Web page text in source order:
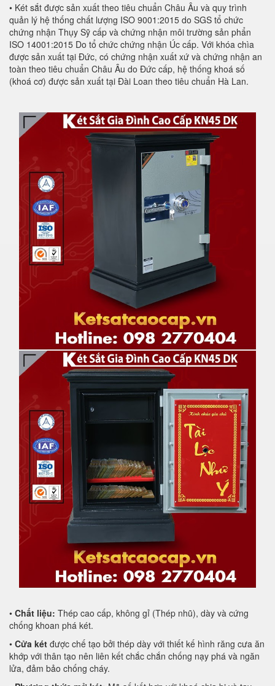
• Két sắt được sản xuất theo tiêu chuẩn Châu Âu và quy trình
quản lý hệ thống chất lượng ISO 9001:2015 do SGS tổ chức
chứng nhận Thụy Sỹ cấp và chứng nhận môi trường sản phẩn
ISO 14001:2015 Do tổ chức chứng nhận Úc cấp. Với khóa chìa
được sản xuất tại Đức, có chứng nhận xuất xứ và chứng nhận an
toàn theo tiêu chuẩn Châu Âu do Đức cấp, hệ thống khoá số
(khoá cơ) được sản xuất tại Đài Loan theo tiêu chuẩn Hà Lan.
• Chất liệu: Thép cao cấp, không gỉ (Thép nhũ), dày và cứng
chống khoan phá két.
• Cửa két được chế tạo bởi thép dày với thiết kế hình răng cưa ăn
khớp với thân tạo nên liên kết chắc chắn chống nạy phá và ngăn
lửa, đảm bảo chống cháy.